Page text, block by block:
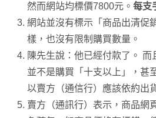
然而網站均標價7800元。 每支
網站並沒有標示「商品出清促
樣，也沒有限制購買數量。
陳先生說：他已經付款了。 而
並不是購買「十支以上」，甚
以賣方（通信行）應該依約出
賣方（通訊行）表示，商品網